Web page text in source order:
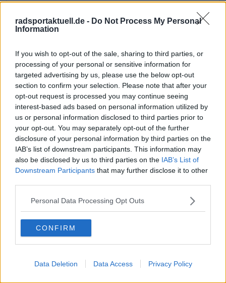
radsportaktuell.de - Do Not Process My Personal
Information
If you wish to opt-out of the sale, sharing to third parties, or
processing of your personal or sensitive information for
targeted advertising by us, please use the below opt-out
section to confirm your selection. Please note that after your
opt-out request is processed you may continue seeing
interest-based ads based on personal information utilized by
us or personal information disclosed to third parties prior to
your opt-out. You may separately opt-out of the further
disclosure of your personal information by third parties on the
IAB’s list of downstream participants. This information may
also be disclosed by us to third parties on the IAB’s List of
Downstream Participants that may further disclose it to other
Personal Data Processing Opt Outs
CONFIRM
Data Deletion Data Access Privacy Policy
Jetzt kostenlos den RadsportAktuell-
Newsletter abonnieren!
einigen Lesern landet diese im Spam-
Ordner – überprüfe ihn daher bitte ebenfalls.
Alle wichtigen News, Ergebnisse und
Rennvorschauen – täglich kompakt per E-
Mail.
Abonnieren
Pascal Michiels
SEO-Manager, Sportjournalist und Editor-in-chief
In meiner Nachbarschaft wuchs man mit der Tour de
France auf. Sie war überall – es waren die letzten großen
Jahre von Eddy Merckx. Wir waren Kinder, trugen Trikots
und spielten die gesamte Rundfahrt nach. Zwei Brücken
wurden zu unseren „Bergen“, und wir rasten über
Straßen, als Autos noch nicht den Ton angaben. Mit 13
Jahren war mein Herz endgültig dem Radsport verfallen.
In einem Urlaub in Frankreich durfte ich nach langem